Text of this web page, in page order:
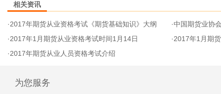
相关资讯
·2017年期货从业资格考试《期货基础知识》大纲 ·中国期货业协
·2017年1月期货从业资格考试时间1月14日 ·2017年1月期
·2017年期货从业人员资格考试介绍
为您服务